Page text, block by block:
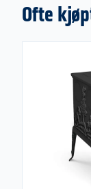
Ofte